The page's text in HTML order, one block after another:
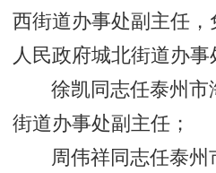
西街道办事处副主任
人民政府城北街道办事
徐凯同志任泰州
街道办事处副主任；
周伟祥同志任泰